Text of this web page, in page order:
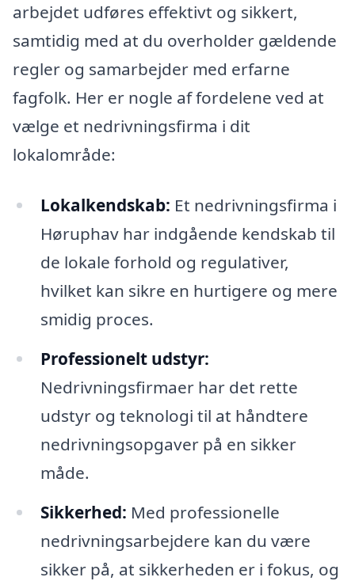
arbejdet udføres effektivt og sikkert,
samtidig med at du overholder gældende
regler og samarbejder med erfarne
fagfolk. Her er nogle af fordelene ved at
vælge et nedrivningsfirma i dit
lokalområde:
Lokalkendskab: Et nedrivningsfirma i
Høruphav har indgående kendskab til
de lokale forhold og regulativer,
hvilket kan sikre en hurtigere og mere
smidig proces.
Professionelt udstyr:
Nedrivningsfirmaer har det rette
udstyr og teknologi til at håndtere
nedrivningsopgaver på en sikker
måde.
Sikkerhed: Med professionelle
nedrivningsarbejdere kan du være
sikker på, at sikkerheden er i fokus, og